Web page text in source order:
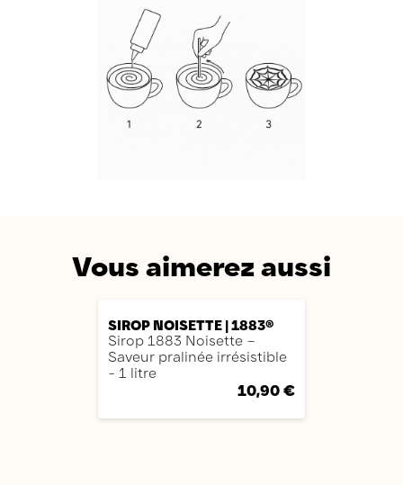
Vous aimerez aussi
SIROP NOISETTE | 1883®
Sirop 1883 Noisette –
Saveur pralinée irrésistible
- 1 litre
10,90 €